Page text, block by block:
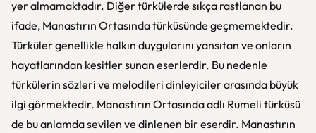
yer almamaktadır. Diğer türkülerde sıkça rastlanan bu
ifade, Manastırın Ortasında türküsünde geçmemektedir.
Türküler genellikle halkın duygularını yansıtan ve onların
hayatlarından kesitler sunan eserlerdir. Bu nedenle
türkülerin sözleri ve melodileri dinleyiciler arasında büyük
ilgi görmektedir. Manastırın Ortasında adlı Rumeli türküsü
de bu anlamda sevilen ve dinlenen bir eserdir. Manastırın